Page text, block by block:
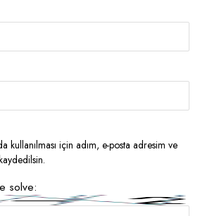
kullanılması için adım, e-posta adresim ve
solve: